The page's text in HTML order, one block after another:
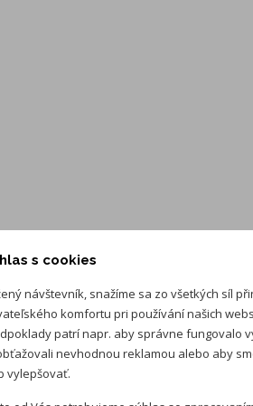
s cookies
návštevník, snažíme sa zo všetkých síl
komfortu pri používání našich
patrí napr. aby správne fungovalo
nevhodnou reklamou alebo aby
vylepšovať.